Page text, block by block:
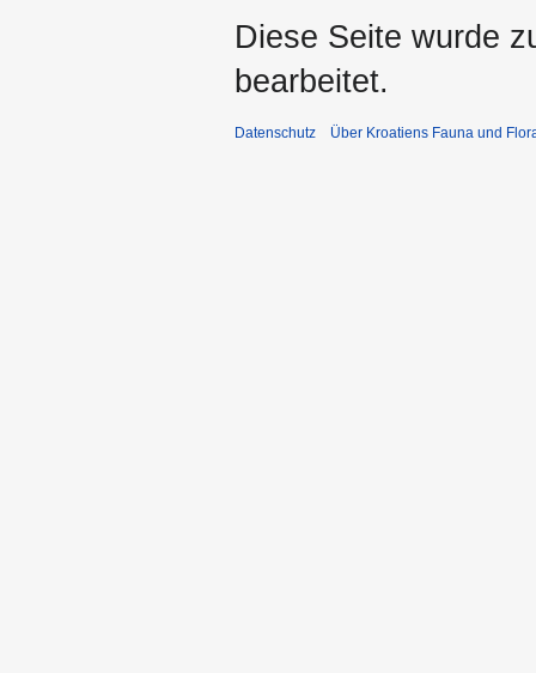
Diese Seite wurde
bearbeitet.
Datenschutz Über Kroatiens Fauna und